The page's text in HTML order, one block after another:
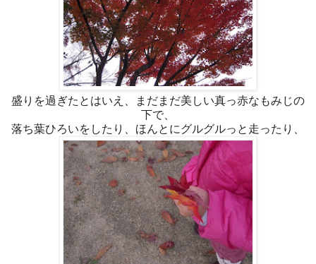
盛りを過ぎたとはいえ、まだまだ美しい真っ赤なもみじの
下で、
落ち葉ひろいをしたり、ほんとにグルグルっと走ったり、